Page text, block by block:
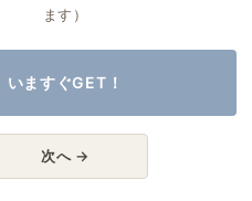
を割って、ボウルでさっく
ように気をつけて、塩胡椒
て、油をひく。しばらくし
程度の溶き卵をながしこ
ます）
いますぐGET！
次へ →